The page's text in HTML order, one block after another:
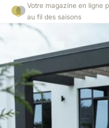
Votre magazine en ligne
au fil des saisons